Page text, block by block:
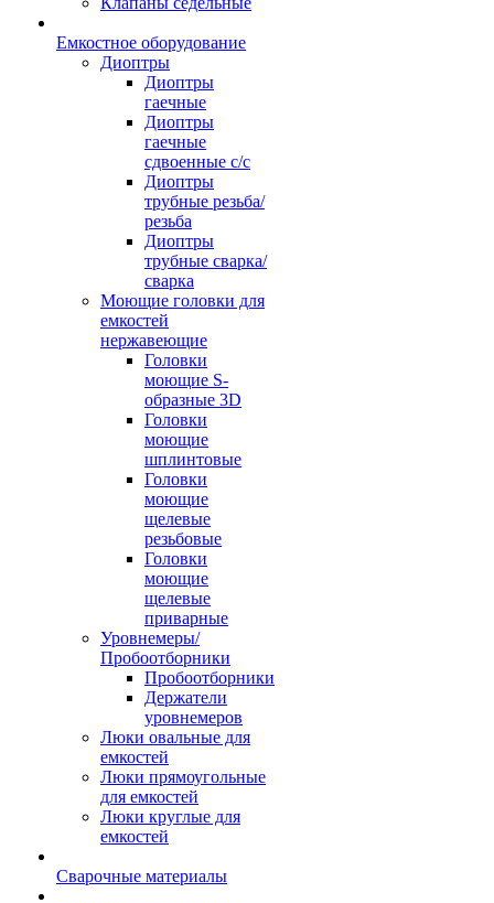
Емкостное оборудование
Диоптры
Диоптры
гаечные
Диоптры
гаечные
сдвоенные c/c
Диоптры
трубные резьба/
резьба
Диоптры
трубные сварка/
сварка
Моющие головки для
емкостей
нержавеющие
Головки
моющие S-
образные 3D
Головки
моющие
шплинтовые
Головки
моющие
щелевые
резьбовые
Головки
моющие
щелевые
приварные
Уровнемеры/
Пробоотборники
Пробоотборники
Держатели
уровнемеров
Люки овальные для
емкостей
Люки прямоугольные
для емкостей
Люки круглые для
емкостей
Сварочные материалы